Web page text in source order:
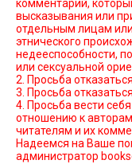
комментарий,
высказывания или
отдельным лицам
этнического
недееспособности,
или сексуальной
2. Просьба
3. Просьба
4. Просьба вести
отношению к
читателям и их
Надеемся на Ваше
администратор